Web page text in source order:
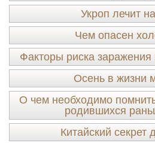
Укроп лечит
Чем опасен
Факторы риска
Осень в жизни
О чем необходимо
родившихся
Китайский секрет